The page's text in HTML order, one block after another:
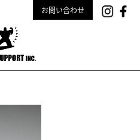
お問い合わせ